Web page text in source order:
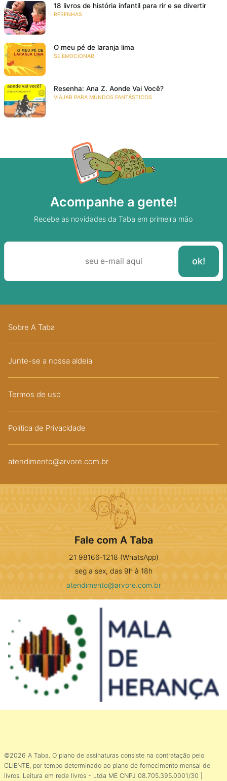
18 livros de história infantil para rir e se divertir
RESENHAS
O meu pé de laranja lima
SE EMOCIONAR
Resenha: Ana Z. Aonde Vai Você?
VIAJAR PARA MUNDOS FANTÁSTICOS
Acompanhe a gente!
Recebe as novidades da Taba em primeira mão
Sobre A Taba
Junte-se a nossa aldeia
Termos de uso
Política de Privacidade
atendimento@arvore.com.br
Fale com A Taba
21 98166-1218 (WhatsApp)
seg a sex, das 9h à 18h
atendimento@arvore.com.br
©2026 A Taba. O plano de assinaturas consiste na contratação pelo
CLIENTE, por tempo determinado ao plano de fornecimento mensal de
livros. Leitura em rede livros - Ltda ME CNPJ 08.705.395.0001/30 |